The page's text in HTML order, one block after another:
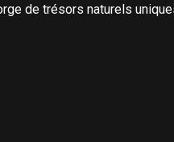
de trésors naturels